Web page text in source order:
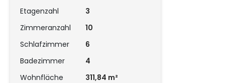
Etagenzahl
3
Zimmeranzahl
10
Schlafzimmer
6
Badezimmer
4
Wohnfläche
311,84 m²